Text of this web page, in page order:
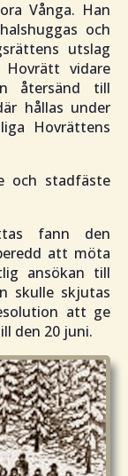
Vånga. Han
och
utslag
Hovrätt vidare
återsänd till
hållas under
Hovrättens
och stadfäste
fann den
att möta
ansökan till
skulle skjutas
att ge
den 20 juni.